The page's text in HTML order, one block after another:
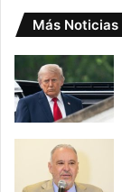
Más Noticias